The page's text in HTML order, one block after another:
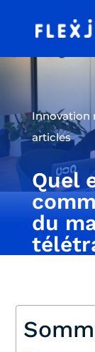
Innovation
articles
Quel
du